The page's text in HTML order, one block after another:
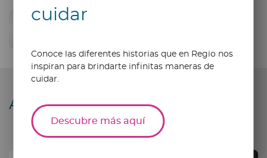
Artículos relacionados
cuidar
Conoce las diferentes historias que en Regio nos
inspiran para brindarte infinitas maneras de
cuidar.
Descubre más aquí